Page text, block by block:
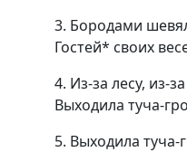
3. Бородами
Гостей* своих
4. Из-за лесу, из-
Выходила туча-
5. Выходила туча-